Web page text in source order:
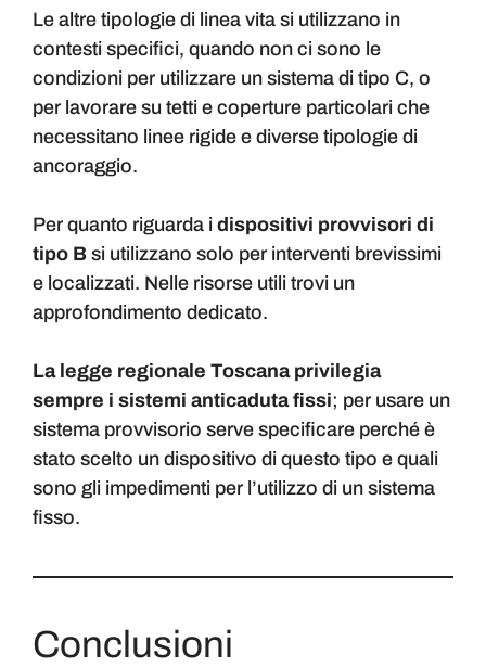
Le altre tipologie di linea vita si utilizzano in
contesti specifici, quando non ci sono le
condizioni per utilizzare un sistema di tipo C, o
per lavorare su tetti e coperture particolari che
necessitano linee rigide e diverse tipologie di
ancoraggio.
Per quanto riguarda i dispositivi provvisori di
tipo B si utilizzano solo per interventi brevissimi
e localizzati. Nelle risorse utili trovi un
approfondimento dedicato.
La legge regionale Toscana privilegia
sempre i sistemi anticaduta fissi; per usare un
sistema provvisorio serve specificare perché è
stato scelto un dispositivo di questo tipo e quali
sono gli impedimenti per l’utilizzo di un sistema
fisso.
Conclusioni